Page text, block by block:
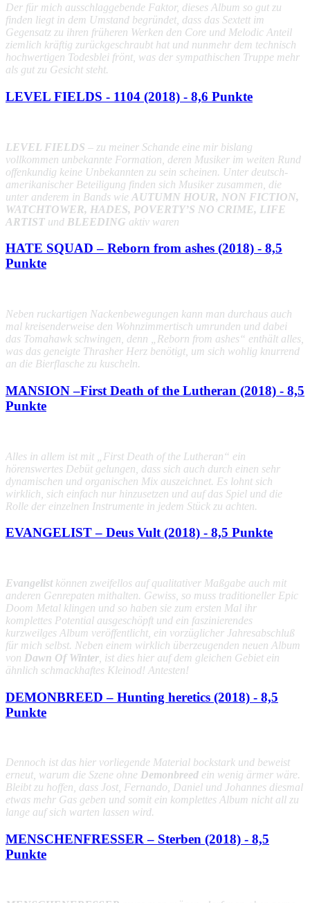
Der für mich ausschlaggebende Faktor, dieses Album so gut zu
finden liegt in dem Umstand begründet, dass das Sextett im
Gegensatz zu ihren früheren Werken den Core und Melodic Anteil
ziemlich kräftig zurückgeschraubt hat und nunmehr dem technisch
hochwertigen Todesblei frönt, was der sympathischen Truppe mehr
als gut zu Gesicht steht.
LEVEL FIELDS - 1104 (2018) - 8,6 Punkte
LEVEL FIELDS – zu meiner Schande eine mir bislang
vollkommen unbekannte Formation, deren Musiker im weiten Rund
offenkundig keine Unbekannten zu sein scheinen. Unter deutsch-
amerikanischer Beteiligung finden sich Musiker zusammen, die
unter anderem in Bands wie AUTUMN HOUR, NON FICTION,
WATCHTOWER, HADES, POVERTY’S NO CRIME, LIFE
ARTIST und BLEEDING aktiv waren
HATE SQUAD – Reborn from ashes (2018) - 8,5
Punkte
Neben ruckartigen Nackenbewegungen kann man durchaus auch
mal kreisenderweise den Wohnzimmertisch umrunden und dabei
das Tomahawk schwingen, denn „
Reborn from ashes “ enthält alles,
was das geneigte Thrasher Herz benötigt, um sich wohlig knurrend
an die Bierflasche zu kuscheln.
MANSION –First Death of the Lutheran (2018) - 8,5
Punkte
Alles in allem ist mit „First Death of the Lutheran“ ein
hörenswertes Debüt gelungen, dass sich auch durch einen sehr
dynamischen und organischen Mix auszeichnet. Es lohnt sich
wirklich, sich einfach nur hinzusetzen und auf das Spiel und die
Rolle der einzelnen Instrumente in jedem Stück zu achten.
EVANGELIST – Deus Vult (2018) - 8,5 Punkte
Evangelistkönnen zweifellos auf qualitativer Maßgabe auch mit
anderen Genrepaten mithalten. Gewiss, so muss traditioneller Epic
Doom Metal klingen und so haben sie zum ersten Mal ihr
komplettes Potential ausgeschöpft und ein faszinierendes
kurzweilges Album veröffentlicht, ein vorzüglicher Jahresabschluß
für mich selbst. Neben einem wirklich überzeugenden neuen Album
von Dawn Of Winter , ist dies hier auf dem gleichen Gebiet ein
ähnlich schmackhaftes Kleinod! Antesten!
DEMONBREED – Hunting heretics (2018) - 8,5
Punkte
Dennoch ist das hier vorliegende Material bockstark und beweist
erneut, warum die Szene ohne Demonbreed ein wenig ärmer wäre.
Bleibt zu hoffen, dass Jost, Fernando, Daniel und Johannes diesmal
etwas mehr Gas geben und somit ein komplettes Album nicht all zu
lange auf sich warten lassen wird.
MENSCHENFRESSER – Sterben (2018) - 8,5
Punkte